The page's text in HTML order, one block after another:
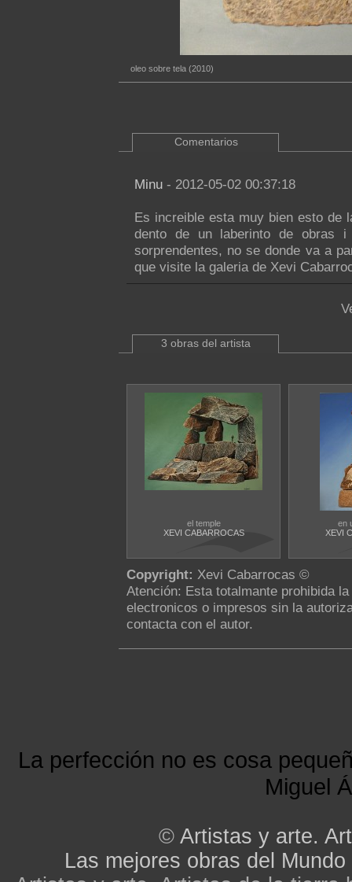
oleo sobre tela (2010)
Comentarios
Minu - 2012-05-02 00:37:18
Es increible esta muy bien esto de
dento de un laberinto de obras
sorprendentes, no se donde va a
que visite la galeria de Xevi
3 obras del artista
el temple
XEVI CABARROCAS
en
XEVI
Copyright: Xevi Cabarrocas ©
Atención: Esta totalmante prohibida
electronicos o impresos sin la
contacta con el autor.
La perfección no es cosa
Miguel
© Artistas y arte.
Las mejores obras del Mundo